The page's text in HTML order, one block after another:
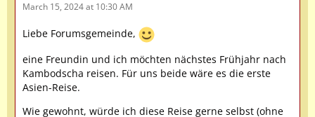
March 15, 2024 at 10:30 AM
Liebe Forumsgemeinde,
eine Freundin und ich möchten nächstes Frühjahr nach
Kambodscha reisen. Für uns beide wäre es die erste
Asien-Reise.
Wie gewohnt, würde ich diese Reise gerne selbst (ohne